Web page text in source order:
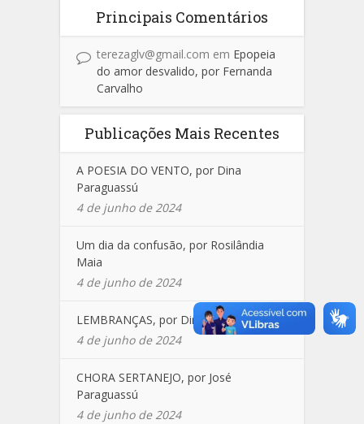
Principais Comentários
terezaglv@gmail.com em Epopeia
do amor desvalido, por Fernanda
Carvalho
Publicações Mais Recentes
A POESIA DO VENTO, por Dina
Paraguassú
4 de junho de 2024
Um dia da confusão, por Rosilândia
Maia
4 de junho de 2024
LEMBRANÇAS, por Dina Paraguassú
4 de junho de 2024
CHORA SERTANEJO, por José
Paraguassú
4 de junho de 2024